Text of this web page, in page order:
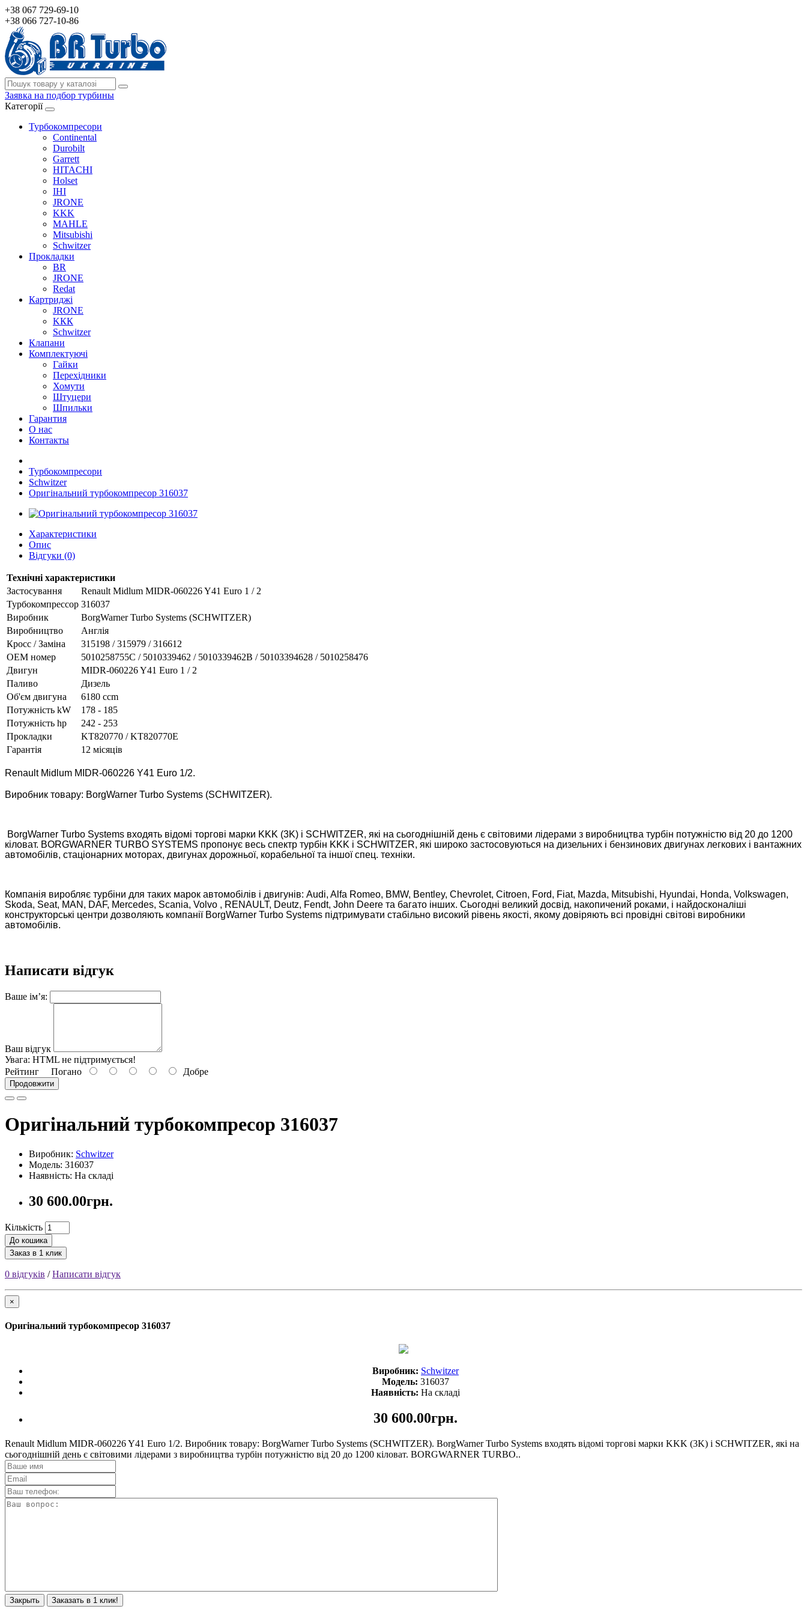
+38 067 729-69-10
+38 066 727-10-86
Заявка на подбор турбины
Категорії
Турбокомпресори
Continental
Durobilt
Garrett
HITACHI
Holset
IHI
JRONE
KKK
MAHLE
Mitsubishi
Schwitzer
Прокладки
BR
JRONE
Redat
Картриджі
JRONE
KКК
Schwitzer
Клапани
Комплектуючі
Гайки
Перехідники
Хомути
Штуцери
Шпильки
Гарантия
О нас
Контакты
Турбокомпресори
Schwitzer
Оригінальний турбокомпресор 316037
Характеристики
Опис
Відгуки (0)
Технічні характеристики
Застосування
Renault Midlum MIDR-060226 Y41 Euro 1 / 2
Турбокомпрессор 316037
Виробник
BorgWarner Turbo Systems (SCHWITZER)
Виробництво
Англія
Кросс / Заміна
315198 / 315979 / 316612
ОЕМ номер
5010258755C / 5010339462 / 5010339462B / 50103394628 / 5010258476
Двигун
MIDR-060226 Y41 Euro 1 / 2
Паливо
Дизель
Об'єм двигуна
6180 ccm
Потужність kW
178 - 185
Потужність hp
242 - 253
Прокладки
KT820770 / KT820770E
Гарантія
12 місяців
Renault Midlum MIDR-060226 Y41 Euro 1/2.
Виробник товару: BorgWarner Turbo Systems (SCHWITZER).
BorgWarner Turbo Systems входять відомі торгові марки KKK (3K) і SCHWITZER, які на сьогоднішній день є світовими лідерами з виробництва турбін потужністю від 20 до 1200
кіловат. BORGWARNER TURBO SYSTEMS пропонує весь спектр турбін KKK і SCHWITZER, які широко застосовуються на дизельних і бензинових двигунах легкових і вантажних
автомобілів, стаціонарних моторах, двигунах дорожньої, корабельної та іншої спец. техніки.
Компанія виробляє турбіни для таких марок автомобілів і двигунів: Audi, Alfa Romeo, BMW, Bentley, Chevrolet, Citroen, Ford, Fiat, Mazda, Mitsubishi, Hyundai, Honda, Volkswagen,
Skoda, Seat, MAN, DAF, Mercedes, Scania, Volvo , RENAULT, Deutz, Fendt, John Deere та багато інших. Сьогодні великий досвід, накопичений роками, і найдосконаліші
конструкторські центри дозволяють компанії BorgWarner Turbo Systems підтримувати стабільно високий рівень якості, якому довіряють всі провідні світові виробники
автомобілів.
Написати відгук
Ваше ім’я:
Ваш відгук
Увага: HTML не підтримується!
Рейтинг Погано Добре
Продовжити
Оригінальний турбокомпресор 316037
Виробник: Schwitzer
Модель: 316037
Наявність: На складі
30 600.00грн.
Кількість
До кошика
Заказ в 1 клик
0 відгуків /Написати відгук
×
Оригінальний турбокомпресор 316037
Виробник: Schwitzer
Модель: 316037
Наявність: На складі
30 600.00грн.
Renault Midlum MIDR-060226 Y41 Euro 1/2. Виробник товару: BorgWarner Turbo Systems (SCHWITZER). BorgWarner Turbo Systems входять відомі торгові марки KKK (3K) і SCHWITZER, які на
сьогоднішній день є світовими лідерами з виробництва турбін потужністю від 20 до 1200 кіловат. BORGWARNER TURBO..
Закрыть Заказать в 1 клик!